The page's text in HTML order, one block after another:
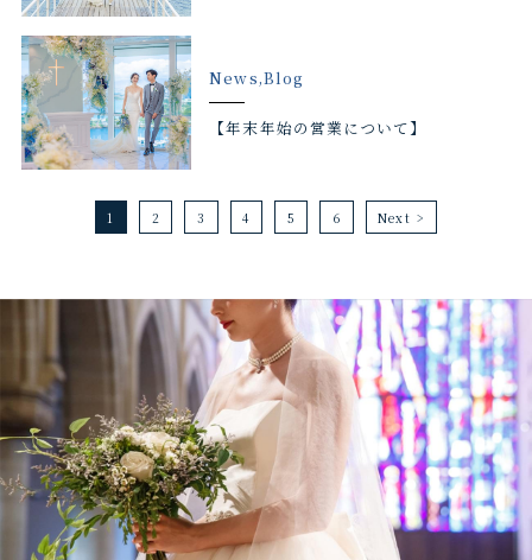
News,Blog
【年末年始の営業について】
1 2 3 4 5 6 Next